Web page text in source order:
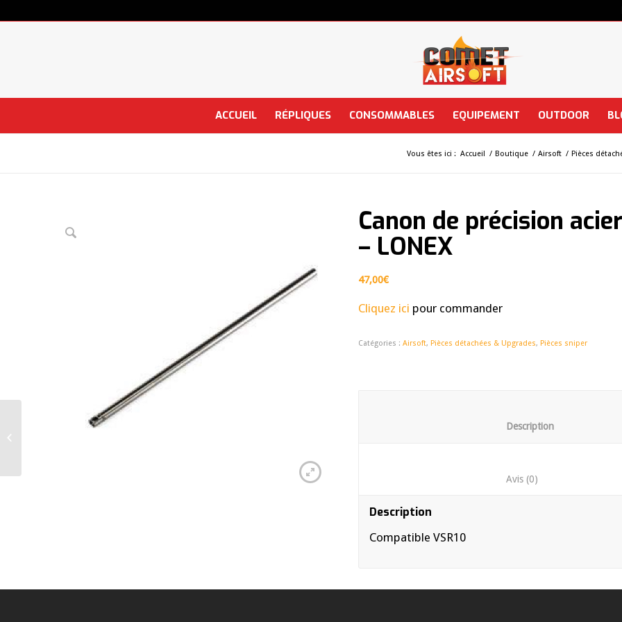
ACCUEIL RÉPLIQUES CONSOMMABLES EQUIPEMENT OUTDOOR
Vous êtes ici : Accueil / Boutique / Airsoft / Pièces
Canon de précision
– LONEX
47,00€
Cliquez ici pour commander
Catégories :Airsoft, Pièces détachées & Upgrades, Pièces sniper
Description
Compatible VSR10
Canon de précision